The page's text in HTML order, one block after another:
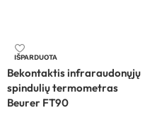
IŠPARDUOTA
Bekontaktis infraraudonųjų
spindulių termometras
Beurer FT90